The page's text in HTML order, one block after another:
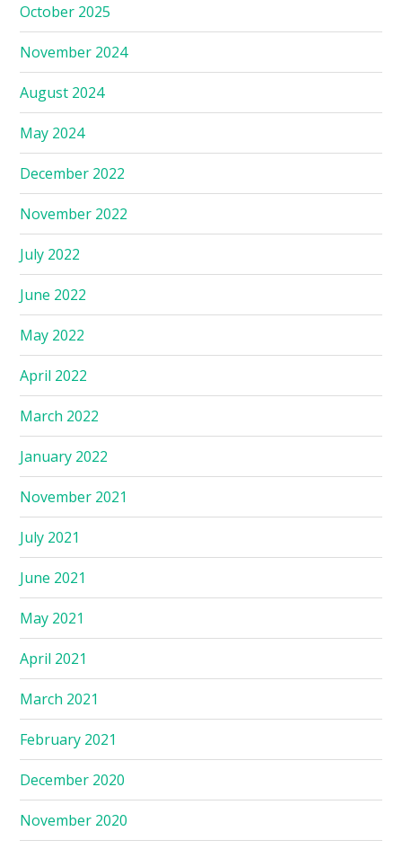
October 2025
November 2024
August 2024
May 2024
December 2022
November 2022
July 2022
June 2022
May 2022
April 2022
March 2022
January 2022
November 2021
July 2021
June 2021
May 2021
April 2021
March 2021
February 2021
December 2020
November 2020